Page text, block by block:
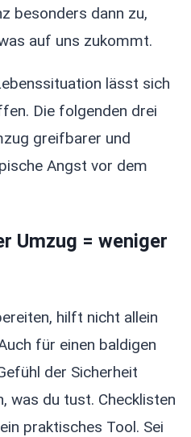
besonders dann zu,
auf uns zukommt.
lässt sich
Die folgenden drei
greifbarer und
Angst vor dem
Umzug = weniger
hilft nicht allein
für einen baldigen
der Sicherheit
was du tust. Checklisten
praktisches Tool. Sei